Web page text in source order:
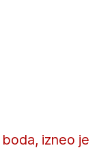
izneo je